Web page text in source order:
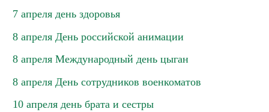
7 апреля день здоровья
8 апреля День российской анимации
8 апреля Международный день цыган
8 апреля День сотрудников военкоматов
10 апреля день брата и сестры